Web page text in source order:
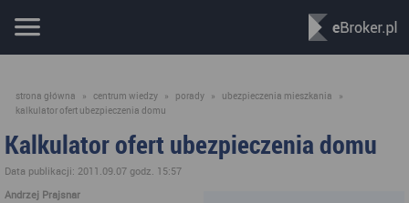
strona główna » centrum wiedzy » porady » ubezpieczenia mieszkania
»
kalkulator ofert ubezpieczenia domu
Kalkulator ofert ubezpieczenia domu
Data publikacji: 2011.09.07 godz. 15:57
Andrzej Prajsnar